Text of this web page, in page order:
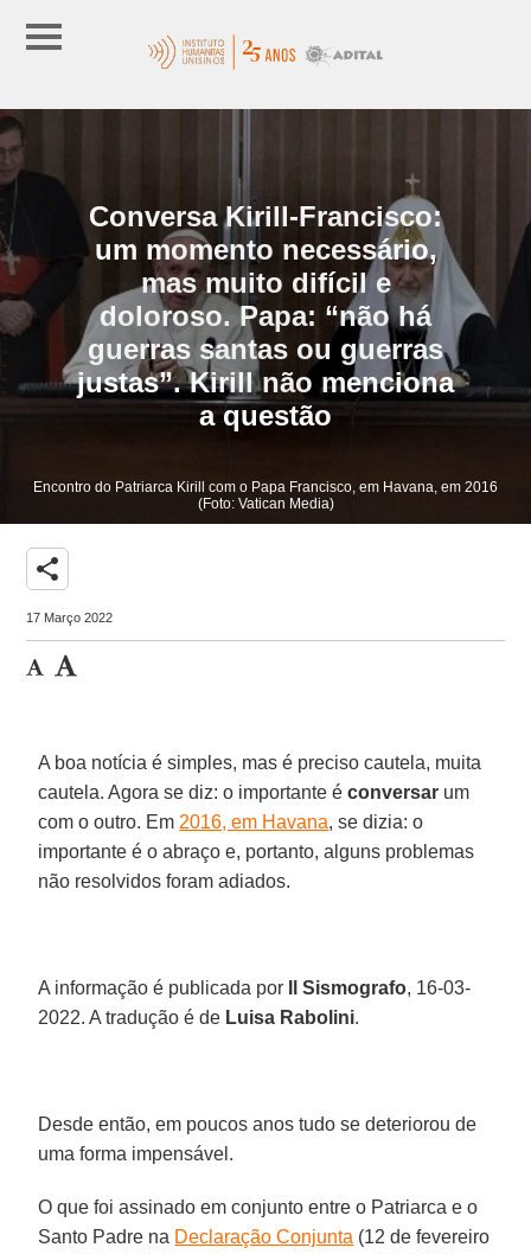
Conversa Kirill-Francisco:
um momento necessário,
mas muito difícil e
doloroso. Papa: “não há
guerras santas ou guerras
justas”. Kirill não menciona
a questão
Encontro do Patriarca Kirill com o Papa Francisco, em Havana, em 2016
(Foto: Vatican Media)
share
17 Março 2022
A boa notícia é simples, mas é preciso cautela, muita
cautela. Agora se diz: o importante éconversar um
com o outro. Em 2016, em Havana, se dizia: o
importante é o abraço e, portanto, alguns problemas
não resolvidos foram adiados.
A informação é publicada por Il Sismografo, 16-03-
2022. A tradução é de Luisa Rabolini.
Desde então, em poucos anos tudo se deteriorou de
uma forma impensável.
O que foi assinado em conjunto entre o Patriarca e o
Santo Padre na Declaração Conjunta (12 de fevereiro